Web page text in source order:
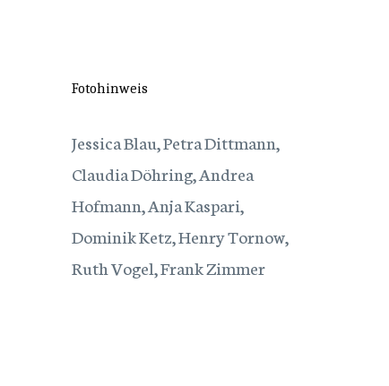
Fotohinweis
Jessica Blau, Petra Dittmann,
Claudia Döhring, Andrea
Hofmann, Anja Kaspari,
Dominik Ketz, Henry Tornow,
Ruth Vogel, Frank Zimmer